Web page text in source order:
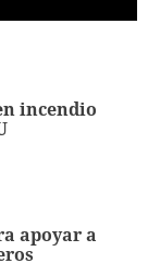
incendio
apoyar a